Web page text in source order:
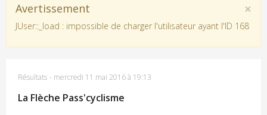
×
Avertissement
JUser::_load : impossible de charger l'utilisateur ayant l'ID 168
Résultats - mercredi 11 mai 2016 à 19:13
La Flèche Pass'cyclisme